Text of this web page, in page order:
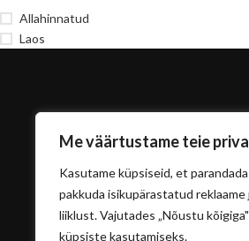
Me väärtustame teie
Kasutame küpsiseid, et
pakkuda isikupärastatud reklaame
liiklust. Vajutades „Nõustu
küpsiste kasutamiseks.
Allahinnatud
Laos